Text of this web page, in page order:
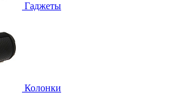
Гаджеты
Колонки